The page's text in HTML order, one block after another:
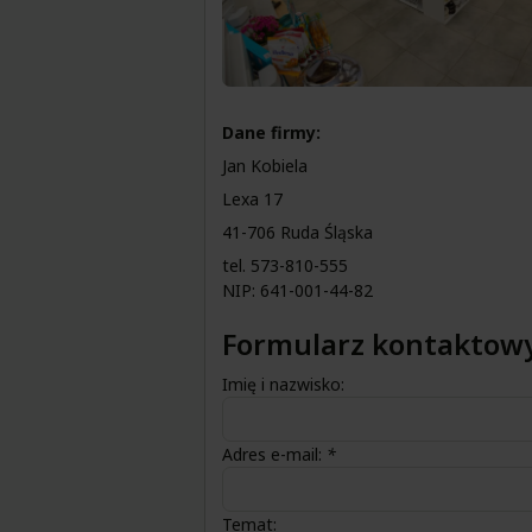
Dane firmy:
Jan Kobiela
Lexa 17
41-706 Ruda Śląska
tel. 573-810-555
NIP: 641-001-44-82
Formularz
Imię i nazwisko:
Adres e-mail: *
Temat: